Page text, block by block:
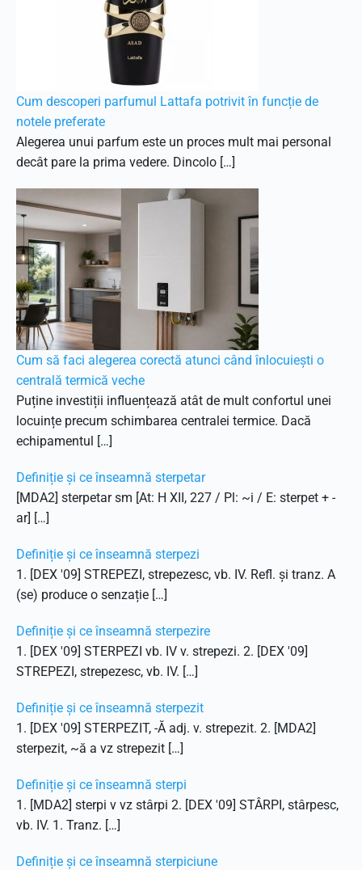
Cum descoperi parfumul Lattafa potrivit în funcție de
notele preferate
Alegerea unui parfum este un proces mult mai personal
decât pare la prima vedere. Dincolo […]
Cum să faci alegerea corectă atunci când înlocuiești o
centrală termică veche
Puține investiții influențează atât de mult confortul unei
locuințe precum schimbarea centralei termice. Dacă
echipamentul […]
Definiție și ce înseamnă sterpetar
[MDA2] sterpetar sm [At: H XII, 227 / Pl: ~i / E: sterpet + -
ar] […]
Definiție și ce înseamnă sterpezi
1. [DEX '09] STREPEZI, strepezesc, vb. IV. Refl. și tranz. A
(se) produce o senzație […]
Definiție și ce înseamnă sterpezire
1. [DEX '09] STERPEZI vb. IV v. strepezi. 2. [DEX '09]
STREPEZI, strepezesc, vb. IV. […]
Definiție și ce înseamnă sterpezit
1. [DEX '09] STERPEZIT, -Ă adj. v. strepezit. 2. [MDA2]
sterpezit, ~ă a vz strepezit […]
Definiție și ce înseamnă sterpi
1. [MDA2] sterpi v vz stârpi 2. [DEX '09] STÂRPI, stârpesc,
vb. IV. 1. Tranz. […]
Definiție și ce înseamnă sterpiciune